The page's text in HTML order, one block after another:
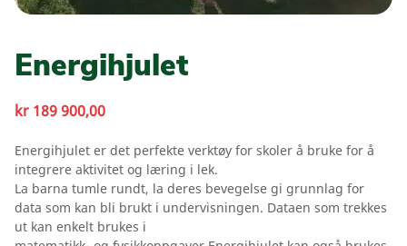
Energihjulet
kr 189 900,00
Energihjulet er det perfekte verktøy for skoler å bruke for å
integrere aktivitet og læring i lek.
La barna tumle rundt, la deres bevegelse gi grunnlag for
data som kan bli brukt i undervisningen. Dataen som trekkes
ut kan enkelt brukes i